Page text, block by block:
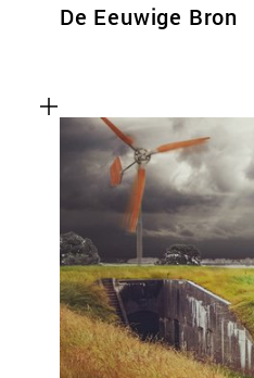
De Eeuwige Bron